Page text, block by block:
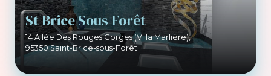
St Brice Sous Forêt
14 Allée Des Rouges Gorges (Villa Marlière),
95350 Saint-Brice-sous-Forêt